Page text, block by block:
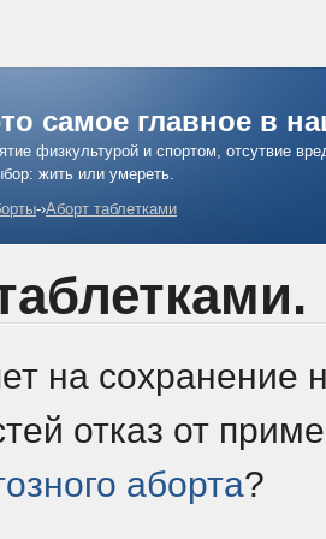
самое главное в
физкультурой и спортом, отсутвие
жить или умереть.
-›Аборт таблетками
на сохранение
отказ от
аборта?